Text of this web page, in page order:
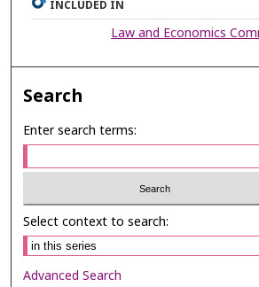
INCLUDED IN
Law and Economics
Search
Enter search terms:
Select context to search:
Advanced Search